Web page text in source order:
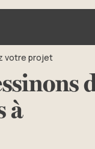
votre projet
à